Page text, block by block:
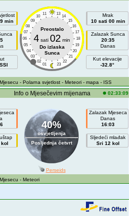
min
11 13
10
14
09
15
08
16
07
17
06
18
05
19
04
20
03
21
02
22
01 23
Preostalo
4 sati 02 min
Do izlaska
Sunca
Mrak
10 sati 00 min
Zalazak Sunca
20:35
Danas
Kut elevacije
-32.8°
- Polarna svjetlost - Meteori - mapa - ISS
Info o Mjesečevim mijenama 02:33:09
kol
40%
osvjetljenja
Posljednja četvrt
Zalazak Mjeseca
Danas
16:03
Sljedeći mlađak
Sri 12 kol
Perseids
- Meteori